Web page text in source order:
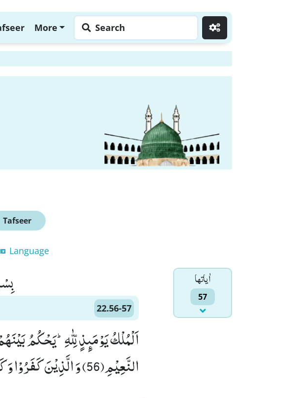
More Search
Tafseer
Language
اٰياتها
57
22.56-57
اَلْمُلْكُ یَوْمَىٕذٍ لِّلّٰهِؕ-یَحْكُمُ
النَّعِیْمِ(56) وَ الَّذِیْنَ كَفَرُوْا وَ كَذَّبُوْا بِاٰیٰتِنَا فَاُولٰٓىٕكَ لَهُمْ عَذَابٌ مُّهِیْنٌ۠ (57)